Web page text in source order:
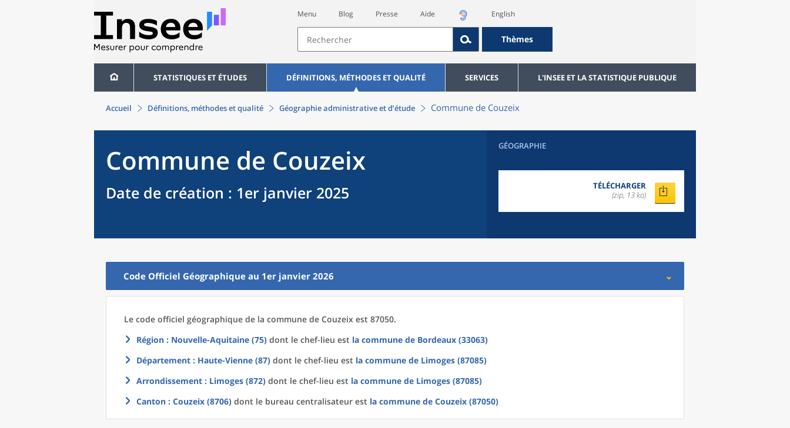
Menu Blog Presse Aide English
Thèmes
STATISTIQUES ET ÉTUDES DÉFINITIONS, MÉTHODES ET QUALITÉ SERVICES L'INSEE ET LA STATISTIQUE PUBLIQUE
Accueil Définitions, méthodes et qualité Géographie administrative et d’étude Commune de Couzeix
Commune de Couzeix
Date de création : 1er janvier 2025
GÉOGRAPHIE
TÉLÉCHARGER
(zip, 13 ko)
Code Officiel Géographique au 1er janvier 2026
Le code officiel géographique de la commune de Couzeix est 87050.
Région : Nouvelle-Aquitaine (75) dont le chef-lieu est la commune de Bordeaux (33063)
Département : Haute-Vienne (87) dont le chef-lieu est la commune de Limoges (87085)
Arrondissement : Limoges (872) dont le chef-lieu est la commune de Limoges (87085)
Canton : Couzeix (8706) dont le bureau centralisateur est la commune de Couzeix (87050)